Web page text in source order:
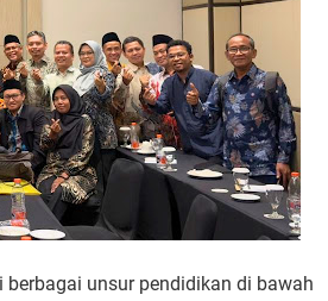
unsur pendidikan di bawah